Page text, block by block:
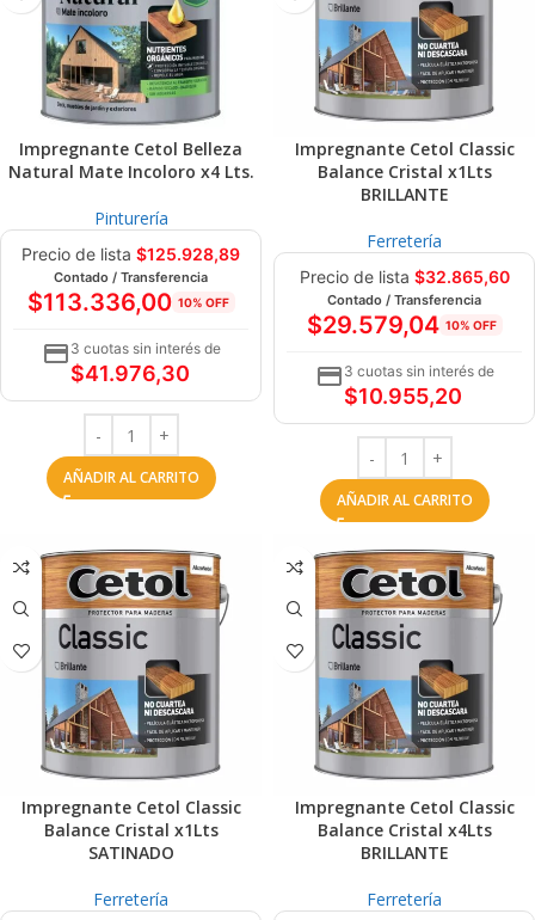
Impregnante Cetol Belleza
Natural Mate Incoloro x4 Lts.
Pinturería
Precio de lista $125.928,89
Contado / Transferencia
$113.336,00 10% OFF
3 cuotas sin interés de
$41.976,30
AÑADIR AL CARRITO
Impregnante Cetol Classic
Balance Cristal x1Lts
BRILLANTE
Ferretería
Precio de lista $32.865,60
Contado / Transferencia
$29.579,04 10% OFF
3 cuotas sin interés de
$10.955,20
AÑADIR AL CARRITO
Impregnante Cetol Classic
Balance Cristal x1Lts
SATINADO
Ferretería
Impregnante Cetol Classic
Balance Cristal x4Lts
BRILLANTE
Ferretería